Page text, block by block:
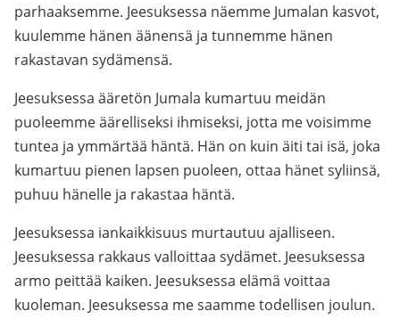
parhaaksemme. Jeesuksessa näemme Jumalan kasvot,
kuulemme hänen äänensä ja tunnemme hänen
rakastavan sydämensä.
Jeesuksessa ääretön Jumala kumartuu meidän
puoleemme äärelliseksi ihmiseksi, jotta me voisimme
tuntea ja ymmärtää häntä. Hän on kuin äiti tai isä, joka
kumartuu pienen lapsen puoleen, ottaa hänet syliinsä,
puhuu hänelle ja rakastaa häntä.
Jeesuksessa iankaikkisuus murtautuu ajalliseen.
Jeesuksessa rakkaus valloittaa sydämet. Jeesuksessa
armo peittää kaiken. Jeesuksessa elämä voittaa
kuoleman. Jeesuksessa me saamme todellisen joulun.